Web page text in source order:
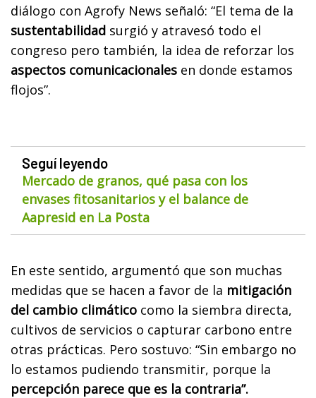
diálogo con Agrofy News señaló: “El tema de la
sustentabilidad surgió y atravesó todo el
congreso pero también, la idea de reforzar los
aspectos comunicacionales en donde estamos
flojos”.
Seguí leyendo
Mercado de granos, qué pasa con los
envases fitosanitarios y el balance de
Aapresid en La Posta
En este sentido, argumentó que son muchas
medidas que se hacen a favor de la mitigación
del cambio climático como la siembra directa,
cultivos de servicios o capturar carbono entre
otras prácticas. Pero sostuvo: “Sin embargo no
lo estamos pudiendo transmitir, porque la
percepción parece que es la contraria”.